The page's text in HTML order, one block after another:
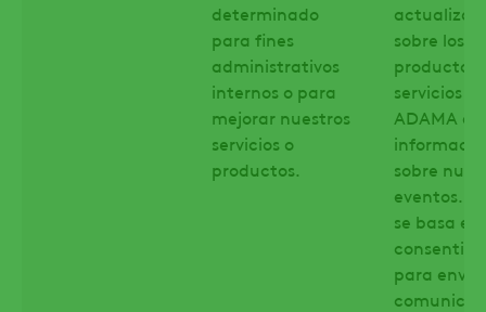
determinado
para fines
administrativos
internos o para
mejorar nuestros
servicios o
productos.
sobre los
productos
servicios de
ADAMA e
sobre
eventos.
se basa en
para